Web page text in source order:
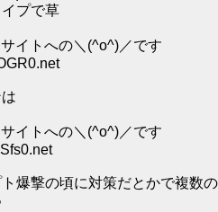
プで草
イトへの＼(^o^)／です
イトへの＼(^o^)／です
爆撃の頃に対策だとかで複数の